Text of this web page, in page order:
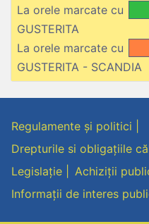
La orele marcate cu
GUSTERITA
La orele marcate cu
GUSTERITA - SCANDIA
Regulamente și politici
Drepturile si obligațiile
Legislație
Achiziții
Informații de interes